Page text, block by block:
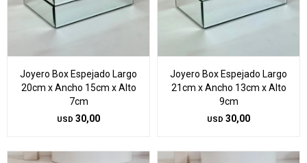
Joyero Box Espejado Largo
20cm x Ancho 15cm x Alto
7cm
USD 30,00
Joyero Box Espejado Largo
21cm x Ancho 13cm x Alto
9cm
USD 30,00